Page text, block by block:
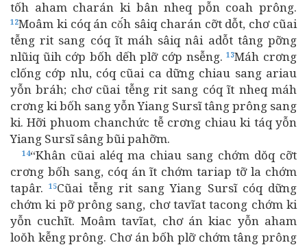
tốh aham charán ki bân nheq pỗn coah prông.
12Moâm ki cóq án cŏ́h sâiq charán cỡt dỗt, chơ cũai
tễng rit sang cóq ĩt máh sâiq nâi adỗt tâng pỡng
nlũiq ũih cớp bốh dếh plỡ cớp nsễng.13Máh crơng
clống cớp nlu, cóq cũai ca dững chiau sang ariau
yỗn bráh; chơ cũai tễng rit sang cóq ĩt nheq máh
crơng ki bốh sang yỗn Yiang Sursĩ tâng prông sang
ki. Hỡi phuom chanchức tễ crơng chiau ki táq yỗn
Yiang Sursĩ sâng bũi pahỡm.
14“Khân cũai aléq ma chiau sang chớm dŏq cỡt
crơng bốh sang, cóq án ĩt chớm tariap tỡ la chớm
tapâr.15Cũai tễng rit sang Yiang Sursĩ cóq dững
chớm ki pỡ prông sang, chơ tavĩat tacong chớm ki
yỗn cuchĩt. Moâm tavĩat, chơ án kiac yỗn aham
loŏh kễng prông. Chơ án bốh plỡ chớm tâng prông